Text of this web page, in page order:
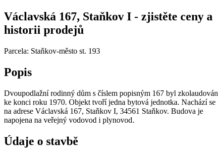
Václavská 167, Staňkov I - zjistěte ceny a
historii prodejů
Parcela: Staňkov-město st. 193
Popis
Dvoupodlažní rodinný dům s číslem popisným 167 byl zkolaudován
ke konci roku 1970. Objekt tvoří jedna bytová jednotka. Nachází se
na adrese Václavská 167, Staňkov I, 34561 Staňkov. Budova je
napojena na veřejný vodovod i plynovod.
Údaje o stavbě